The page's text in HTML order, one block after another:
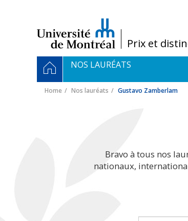
/Prix et
Navigation
principale
HOMENOS LAURÉATS
Home Nos lauréats Gustavo Zamberlam
Bravo à tous nos
nationaux,